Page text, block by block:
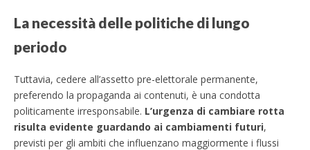
La necessità delle politiche di lungo
periodo
Tuttavia, cedere all’assetto pre-elettorale permanente,
preferendo la propaganda ai contenuti, è una condotta
politicamente irresponsabile. L’urgenza di cambiare rotta
risulta evidente guardando ai cambiamenti futuri,
previsti per gli ambiti che influenzano maggiormente i flussi